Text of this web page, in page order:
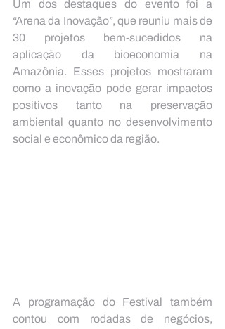
Um dos destaques do evento foi a
“Arena da Inovação”, que reuniu mais de
30 projetos bem-sucedidos na
aplicação da bioeconomia na
Amazônia. Esses projetos mostraram
como a inovação pode gerar impactos
positivos tanto na preservação
ambiental quanto no desenvolvimento
social e econômico da região.
A programação do Festival também
contou com rodadas de negócios,